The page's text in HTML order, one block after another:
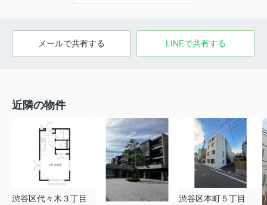
メールで共有する LINEで共有する
近隣の物件
渋谷区代々木３丁目
渋谷区本町５丁目